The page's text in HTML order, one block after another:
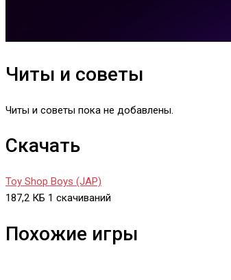
Читы и советы
Читы и советы пока не добавлены.
Скачать
Toy Shop Boys (JAP)
187,2 КБ 1 скачиваний
Похожие игры